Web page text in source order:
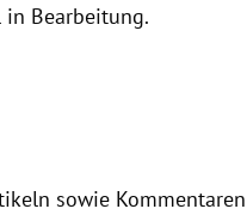
Bearbeitung.
sowie Kommentaren